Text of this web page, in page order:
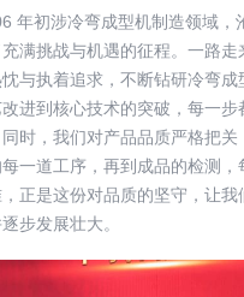
初涉冷弯成型机制造领域，
满挑战与机遇的征程。一路走
与执着追求，不断钻研冷弯成
进到核心技术的突破，每一步
时，我们对产品品质严格把关
一道工序，再到成品的检测，
正是这份对品质的坚守，让我
步发展壮大。